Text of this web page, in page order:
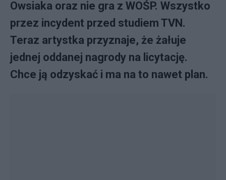
Owsiaka oraz nie gra z WOŚP. Wszystko
przez incydent przed studiem TVN.
Teraz artystka przyznaje, że żałuje
jednej oddanej nagrody na licytację.
Chce ją odzyskać i ma na to nawet plan.